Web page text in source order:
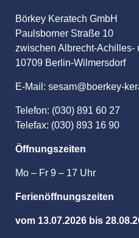
Börkey Keratech GmbH
Paulsborner Straße 10
zwischen Albrecht-Achilles-
10709 Berlin-Wilmersdorf
E-Mail: sesam@boerkey-
Telefon: (030) 891 60 27
Telefax: (030) 893 16 90
Öffnungszeiten
Mo – Fr 9 – 17 Uhr
Ferienöffnungszeiten
vom 13.07.2026 bis